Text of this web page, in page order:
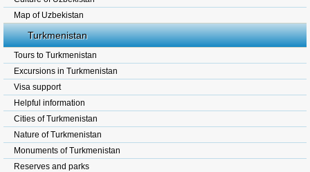
Map of Uzbekistan
Turkmenistan
Tours to Turkmenistan
Excursions in Turkmenistan
Visa support
Helpful information
Cities of Turkmenistan
Nature of Turkmenistan
Monuments of Turkmenistan
Reserves and parks